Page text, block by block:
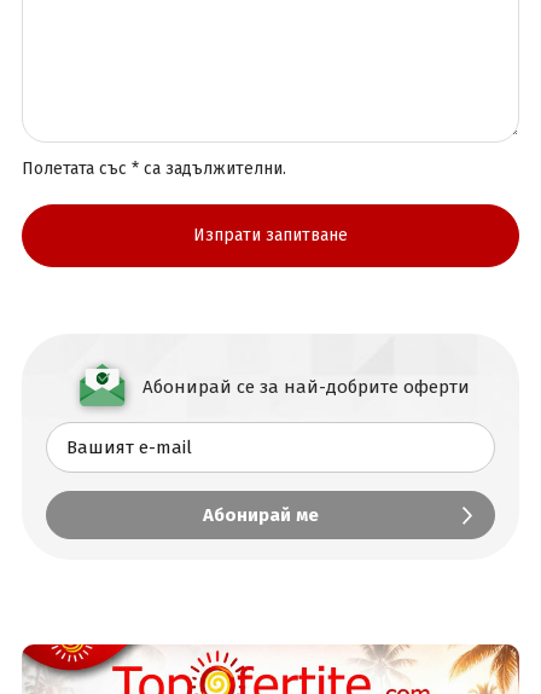
Полетата със * са задължителни.
Абонирай се за най-добрите оферти